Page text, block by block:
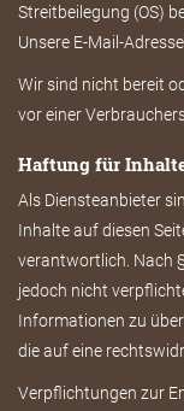
Streitbeilegung (OS)
Unsere E-Mail-
Wir sind nicht bereit
vor einer
Haftung für
Als Diensteanbieter
Inhalte auf diesen
verantwortlich. Nach
jedoch nicht
Informationen zu
die auf eine
Verpflichtungen zur